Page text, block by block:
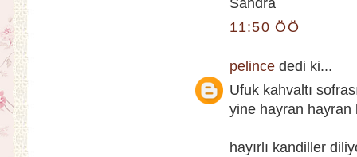
Sandra
11:50 ÖÖ
pelince dedi ki...
Ufuk kahvaltı
yine hayran hayran
hayırlı kandiller